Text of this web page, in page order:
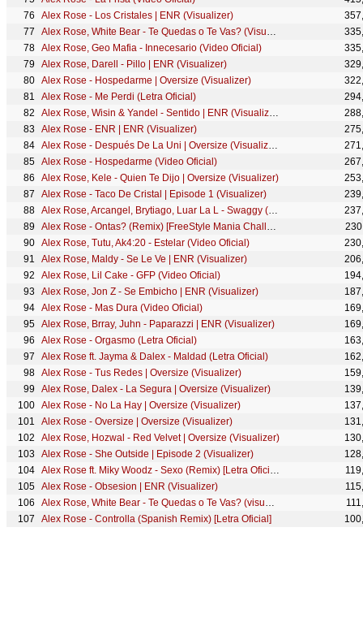
Alex Rose - Los Cristales | ENR (Visualizer)
Alex Rose, White Bear - Te Quedas o Te Vas? (Visualizer)
Alex Rose, Geo Mafia - Innecesario (Video Oficial)
Alex Rose, Darell - Pillo | ENR (Visualizer)
Alex Rose - Hospedarme | Oversize (Visualizer)
Alex Rose - Me Perdi (Letra Oficial)
Alex Rose, Wisin & Yandel - Sentido | ENR (Visualizer)
Alex Rose - ENR | ENR (Visualizer)
Alex Rose - Después De La Uni | Oversize (Visualizer)
Alex Rose - Hospedarme (Video Oficial)
Alex Rose, Kele - Quien Te Dijo | Oversize (Visualizer)
Alex Rose - Taco De Cristal | Episode 1 (Visualizer)
Alex Rose, Arcangel, Brytiago, Luar La L - Swaggy (Remix) | ENR (Visualizer)
Alex Rose - Ontas? (Remix) [FreeStyle Mania Challenge]
Alex Rose, Tutu, Ak4:20 - Estelar (Video Oficial)
Alex Rose, Maldy - Se Le Ve | ENR (Visualizer)
Alex Rose, Lil Cake - GFP (Video Oficial)
Alex Rose, Jon Z - Se Embicho | ENR (Visualizer)
Alex Rose - Mas Dura (Video Oficial)
Alex Rose, Brray, Juhn - Paparazzi | ENR (Visualizer)
Alex Rose - Orgasmo (Letra Oficial)
Alex Rose ft. Jayma & Dalex - Maldad (Letra Oficial)
Alex Rose - Tus Redes | Oversize (Visualizer)
Alex Rose, Dalex - La Segura | Oversize (Visualizer)
Alex Rose - No La Hay | Oversize (Visualizer)
Alex Rose - Oversize | Oversize (Visualizer)
Alex Rose, Hozwal - Red Velvet | Oversize (Visualizer)
Alex Rose - She Outside | Episode 2 (Visualizer)
Alex Rose ft. Miky Woodz - Sexo (Remix) [Letra Oficial]
Alex Rose - Obsesion | ENR (Visualizer)
Alex Rose, White Bear - Te Quedas o Te Vas? (visualizer 2.0)
Alex Rose - Controlla (Spanish Remix) [Letra Oficial]